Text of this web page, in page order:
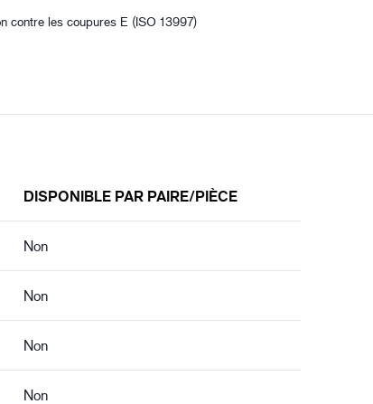
contre les coupures E (ISO 13997)
DISPONIBLE PAR PAIRE/PIÈCE
Non
Non
Non
Non